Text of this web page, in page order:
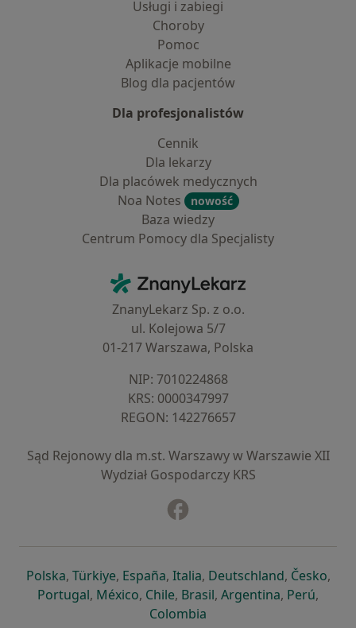
Usługi i zabiegi
Choroby
Pomoc
Aplikacje mobilne
Blog dla pacjentów
Dla profesjonalistów
Cennik
Dla lekarzy
Dla placówek medycznych
Noa Notes
nowość
Baza wiedzy
Centrum Pomocy dla Specjalisty
ZnanyLekarz - Strona główna
ZnanyLekarz Sp. z o.o.
ul. Kolejowa 5/7
01-217 Warszawa, Polska
NIP: ⁠7010224868
KRS: ⁠0000347997
REGON: ⁠142276657
Sąd Rejonowy dla m.st. Warszawy w Warszawie XII
Wydział Gospodarczy KRS
Polskaotwiera się w nowej karcie
, Türkiyeotwiera się w nowej karcie
, Españaotwiera się w nowej karcie
, Italiaotwiera się w nowej
, Deutschlandotwiera się
, Česko,
Portugalotwiera się w nowej karcie
, Méxicootwiera się w nowej karcie
, Chileotwiera się w nowej karcie
, Brasilotwiera się w nowej
, Argentinaotwiera się
, Perú,
Colombia